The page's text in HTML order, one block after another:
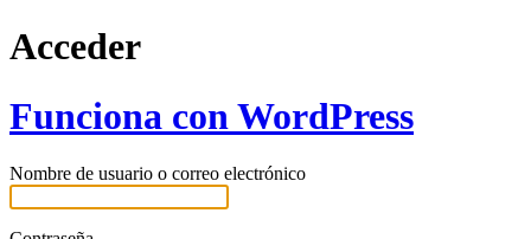
Acceder
Funciona con WordPress
Nombre de usuario o correo electrónico